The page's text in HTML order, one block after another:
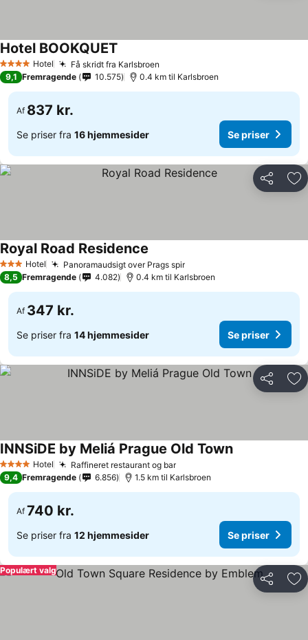
4 StjernerHotel Få skridt fra Karlsbroen
Hotel BOOKQUET
9,1 Fremragende 10.575 0.4 km til Karlsbroen
Af 837 kr.
Se priser fra 16 hjemmesider Se priser
Del
3 StjernerHotel Panoramaudsigt over Prags spirSe priser
Royal Road Residence
8,5 Fremragende 4.082 0.4 km til Karlsbroen
Af 347 kr.
Se priser fra 14 hjemmesider Se priser
Del
4 StjernerHotel Raffineret restaurant og barSe priser
INNSiDE by Meliá Prague Old TownSe priser
9,4 Fremragende 6.856 1.5 km til Karlsbroen
Af 740 kr.
Se priser fra 12 hjemmesider Se priser
Del
Populært valg